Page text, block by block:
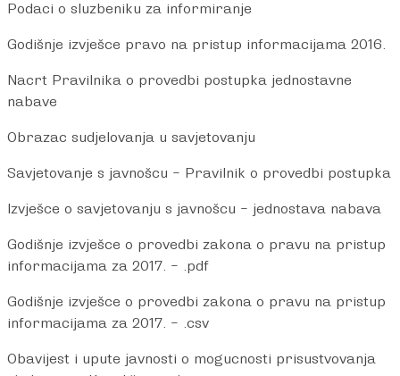
Podaci o sluzbeniku za informiranje
Godišnje izvješce pravo na pristup informacijama 2016.
Nacrt Pravilnika o provedbi postupka jednostavne
nabave
Obrazac sudjelovanja u savjetovanju
Savjetovanje s javnošcu – Pravilnik o provedbi postupka
Izvješce o savjetovanju s javnošcu – jednostava nabava
Godišnje izvješce o provedbi zakona o pravu na pristup
informacijama za 2017. – .pdf
Godišnje izvješce o provedbi zakona o pravu na pristup
informacijama za 2017. – .csv
Obavijest i upute javnosti o mogucnosti prisustvovanja